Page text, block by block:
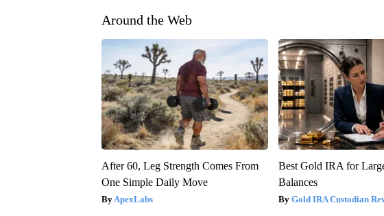
Around the Web
After 60, Leg Strength Comes From
One Simple Daily Move
ApexLabs
Best Gold IRA for
Balances
Gold IRA Custodian